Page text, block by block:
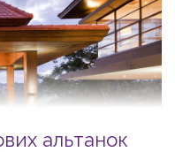
альтанок